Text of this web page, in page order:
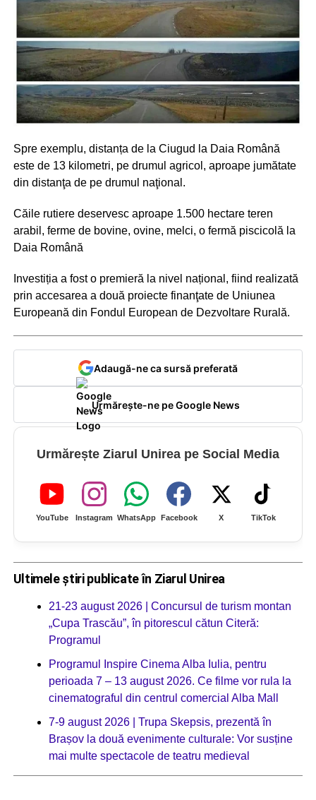
Spre exemplu, distanța de la Ciugud la Daia Română
este de 13 kilometri, pe drumul agricol, aproape jumătate
din distanţa de pe drumul naţional.
Căile rutiere deservesc aproape 1.500 hectare teren
arabil, ferme de bovine, ovine, melci, o fermă piscicolă la
Daia Română
Investiția a fost o premieră la nivel național, fiind realizată
prin accesarea a două proiecte finanţate de Uniunea
Europeană din Fondul European de Dezvoltare Rurală.
Adaugă-ne ca sursă preferată
Urmărește-ne pe Google News
Urmărește Ziarul Unirea pe Social Media
YouTube Instagram WhatsApp Facebook X TikTok
Ultimele știri publicate în Ziarul Unirea
21-23 august 2026 | Concursul de turism montan
„Cupa Trascău”, în pitorescul cătun Citeră:
Programul
Programul Inspire Cinema Alba Iulia, pentru
perioada 7 – 13 august 2026. Ce filme vor rula la
cinematograful din centrul comercial Alba Mall
7-9 august 2026 | Trupa Skepsis, prezentă în
Brașov la două evenimente culturale: Vor susține
mai multe spectacole de teatru medieval